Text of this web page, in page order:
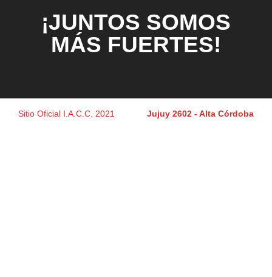
¡JUNTOS SOMOS
MÁS FUERTES!
Sitio Oficial I.A.C.C. 2021 Jujuy 2602 - Alta Córdoba